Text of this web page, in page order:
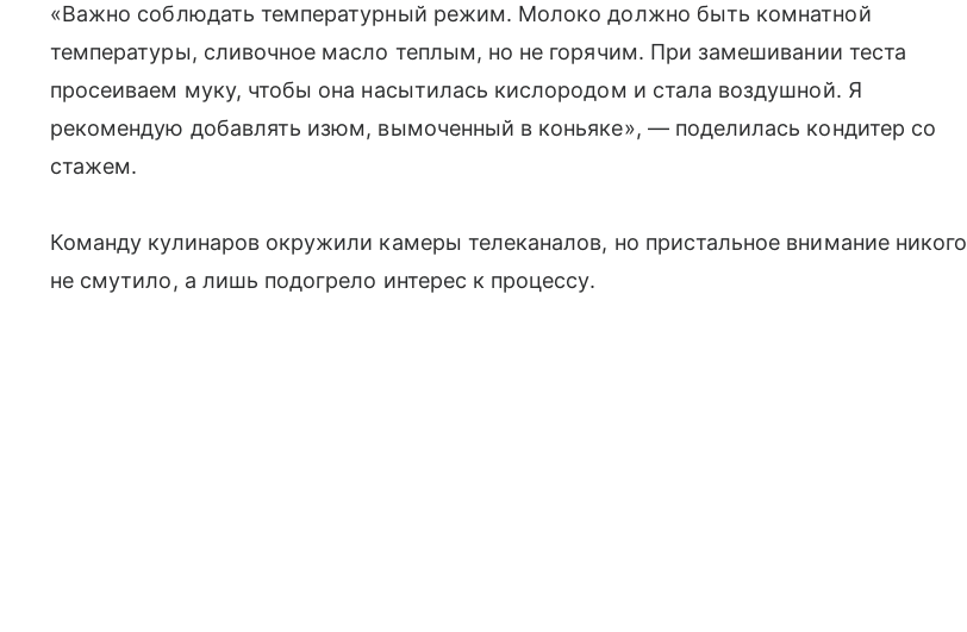
«Важно соблюдать температурный режим. Молоко должно быть комнатной
температуры, сливочное масло теплым, но не горячим. При замешивании теста
просеиваем муку, чтобы она насытилась кислородом и стала воздушной. Я
рекомендую добавлять изюм, вымоченный в коньяке», — поделилась кондитер со
стажем.
Команду кулинаров окружили камеры телеканалов, но пристальное внимание никого
не смутило, а лишь подогрело интерес к процессу.